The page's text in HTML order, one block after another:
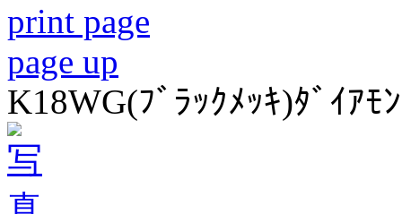
print page
page up
K18WG(ﾌﾞﾗｯｸﾒｯｷ)ﾀﾞｲｱﾓ